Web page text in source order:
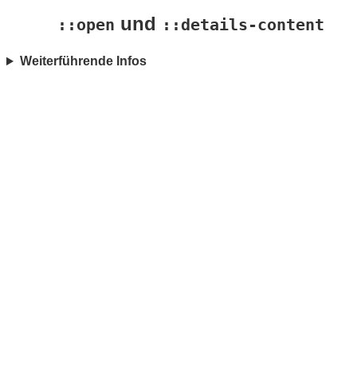
::open und ::details-content
Weiterführende Infos